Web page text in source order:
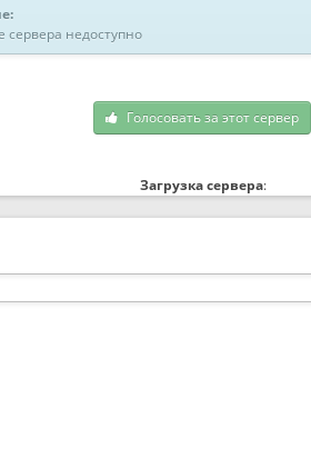
сервера недоступно
Голосовать за этот сервер
Загрузка сервера: